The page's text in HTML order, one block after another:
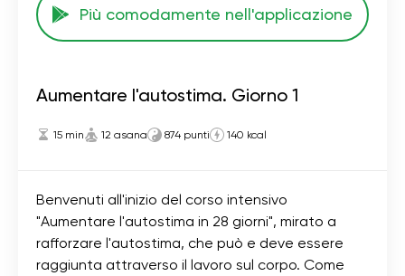
Più comodamente nell'applicazione
Aumentare l'autostima. Giorno 1
15 min 12 asana 874 punti 140 kcal
Benvenuti all'inizio del corso intensivo
"Aumentare l'autostima in 28 giorni", mirato a
rafforzare l'autostima, che può e deve essere
raggiunta attraverso il lavoro sul corpo. Come